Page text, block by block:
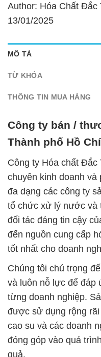
Author: Hóa Chất Đắc
13/01/2025
MÔ TẢ
TỪ KHÓA
THÔNG TIN MUA HÀNG
Công ty bán /
Thành phố Hồ
Công ty Hóa chất
chuyên kinh doanh và
đa dạng các công ty
tổ chức xử lý nước và
đối tác đáng tin cậy
đến nguồn cung cấp
tốt nhất cho doanh
Chúng tôi chú trọng
và luôn nỗ lực để đáp
từng doanh nghiệp.
được sử dụng rộng
cao su và các doanh
đóng góp vào quá
quả.